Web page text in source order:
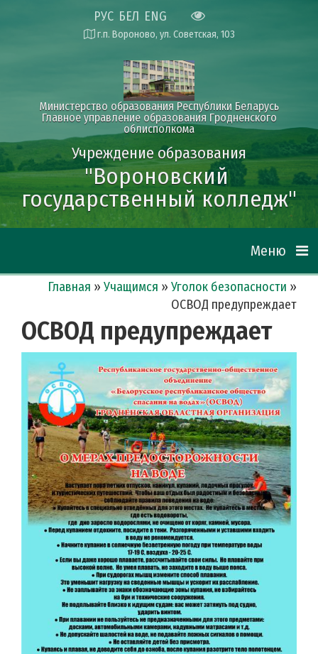
РУС БЕЛ ENG
г.п. Вороново, ул. Советская, 103
Министерство образования Республики Беларусь
Главное управление образования Гродненского
облисполкома
Учреждение образования
"Вороновский
государственный колледж"
Меню
Главная » Учащимся » Уголок безопасности »
ОСВОД предупреждает
ОСВОД предупреждает